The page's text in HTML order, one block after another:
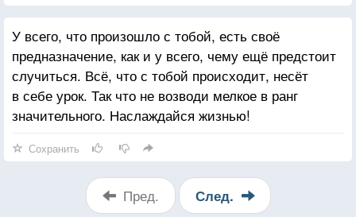
У всего, что произошло с тобой, есть своё
предназначение, как и у всего, чему ещё предстоит
случиться. Всё, что с тобой происходит, несёт
в себе урок. Так что не возводи мелкое в ранг
значительного. Наслаждайся жизнью!
Сохранить
Пред. След.